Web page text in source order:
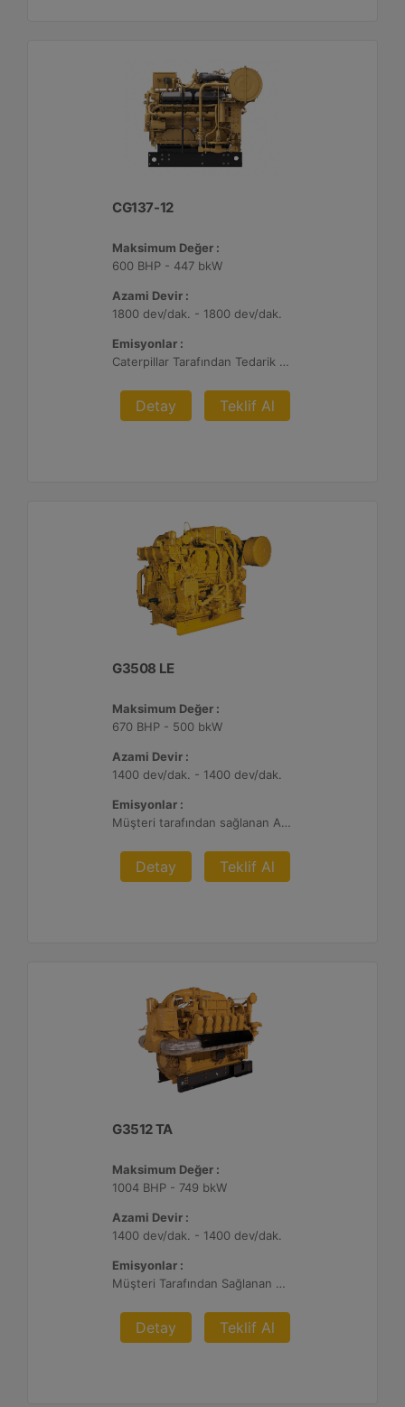
CG137-12
Maksimum Değer :
600 BHP - 447 bkW
Azami Devir :
1800 dev/dak. - 1800 dev/dak.
Emisyonlar :
Caterpillar Tarafından Tedarik Edilen AFRC ve Müşteri Tarafından Sağlanan Atık Arıtma ile NSPS Saha Uyumluluğuna Sahiptir, %0,5 O2 Ayar Noktası
Detay Teklif Al
G3508 LE
Maksimum Değer :
670 BHP - 500 bkW
Azami Devir :
1400 dev/dak. - 1400 dev/dak.
Emisyonlar :
Müşteri tarafından sağlanan Atık Arıtma ile 2 g/bhp-sa. NOx
Detay Teklif Al
G3512 TA
Maksimum Değer :
1004 BHP - 749 bkW
Azami Devir :
1400 dev/dak. - 1400 dev/dak.
Emisyonlar :
Müşteri Tarafından Sağlanan Atık Arıtma ile NSPS Saha Uyumluluğuna Sahiptir, 0,5 g/bhp-sa. NOx
Detay Teklif Al